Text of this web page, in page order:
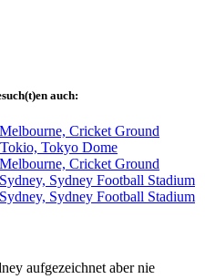
auch:
Cricket Ground
Tokyo Dome
Cricket Ground
Sydney Football Stadium
Sydney Football Stadium
aufgezeichnet aber nie